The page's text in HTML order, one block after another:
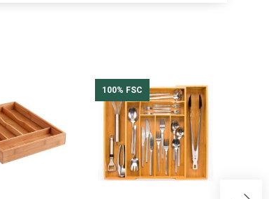
100% FSC